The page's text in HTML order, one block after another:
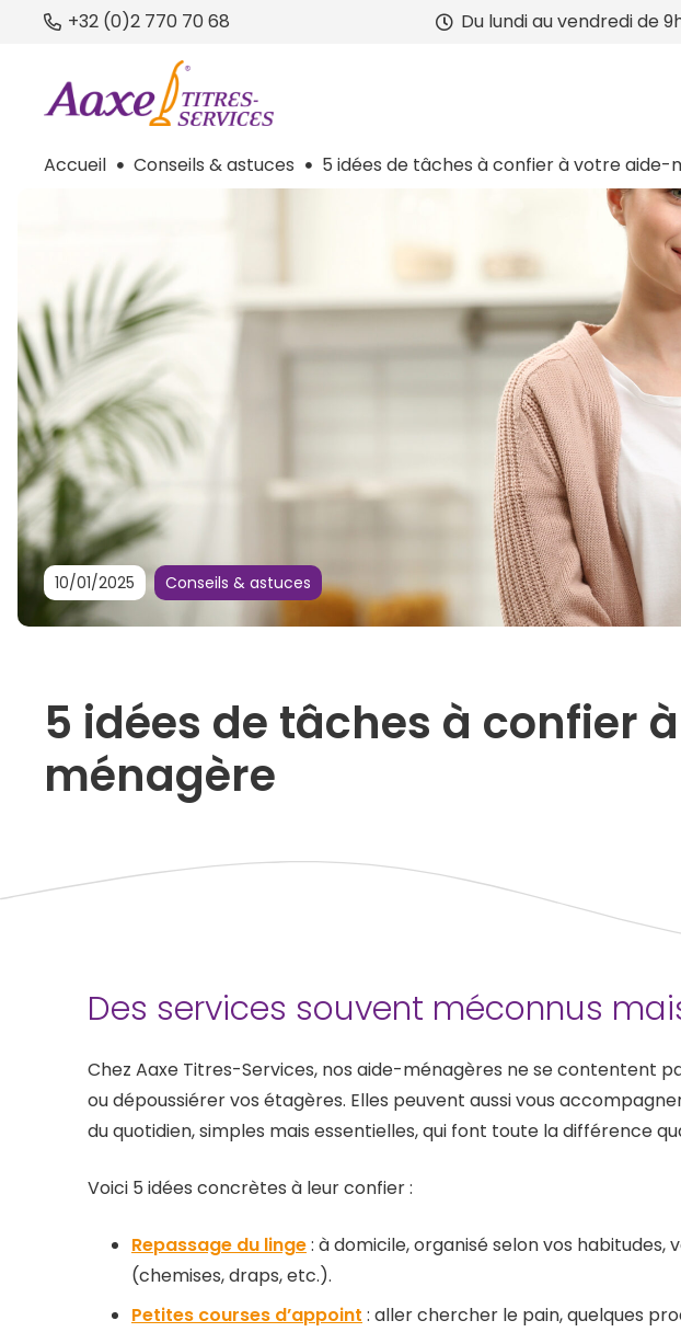
+32 (0)2 770 70 68 Du lundi au vendredi de
Accueil Conseils & astuces 5 idées de tâches à confier à votre aide-
10/01/2025 Conseils & astuces
5 idées de tâches à confier
ménagère
Des services souvent méconnus
Chez Aaxe Titres-Services, nos aide-ménagères ne se contentent
ou dépoussiérer vos étagères. Elles peuvent aussi vous
du quotidien, simples mais essentielles, qui font toute la différence
Voici 5 idées concrètes à leur confier :
Repassage du linge: à domicile, organisé selon vos habitudes,
(chemises, draps, etc.).
Petites courses d’appoint : aller chercher le pain, quelques